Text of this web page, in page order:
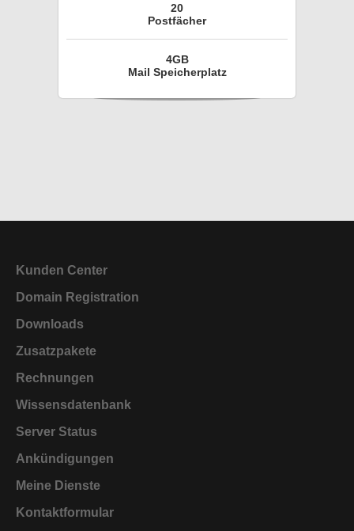
20
Postfächer
4GB
Mail Speicherplatz
Kunden Center
Domain Registration
Downloads
Zusatzpakete
Rechnungen
Wissensdatenbank
Server Status
Ankündigungen
Meine Dienste
Kontaktformular